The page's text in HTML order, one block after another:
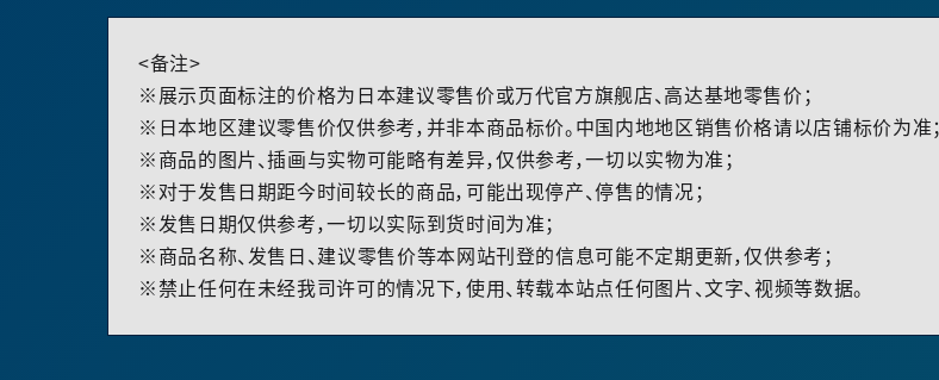
<备注>
※展示页面标注的价格为日本建议零售价或万代官方旗舰店、高达基地零售价；
※日本地区建议零售价仅供参考，并非本商品标价。中国内地地区销售价格请以店铺标价为准；
※商品的图片、插画与实物可能略有差异，仅供参考，一切以实物为准；
※对于发售日期距今时间较长的商品，可能出现停产、停售的情况；
※发售日期仅供参考，一切以实际到货时间为准；
※商品名称、发售日、建议零售价等本网站刊登的信息可能不定期更新，仅供参考；
※禁止任何在未经我司许可的情况下，使用、转载本站点任何图片、文字、视频等数据。